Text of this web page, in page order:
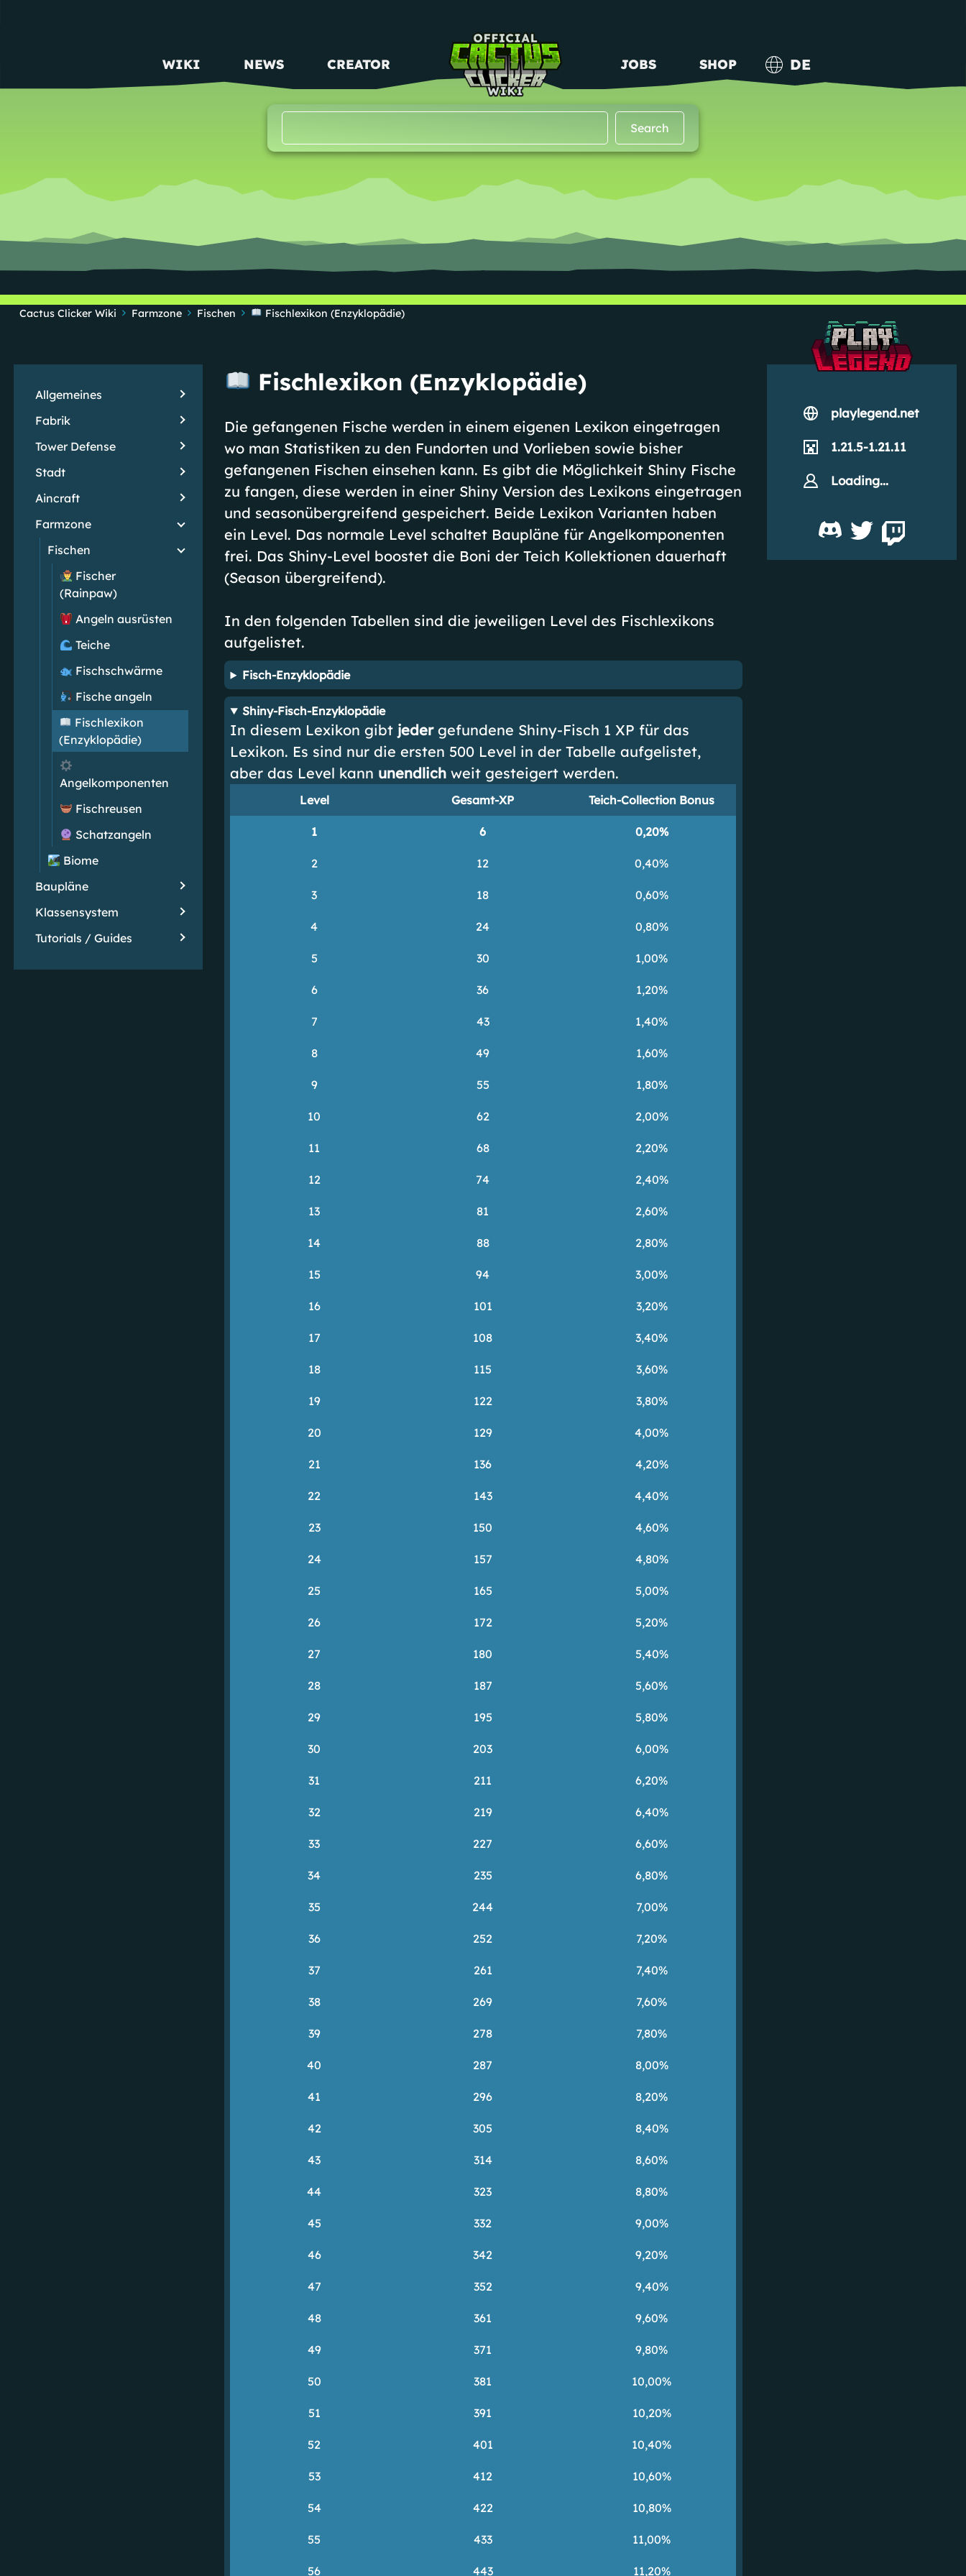
MAIN NAVIGATION
WIKI NEWS CREATOR JOBS SHOP DE
Cactus Clicker Wiki Farmzone Fischen Fischlexikon (Enzyklopädie)
playlegend.net
1.21.5-1.21.11
Loading...
Fischlexikon (Enzyklopädie)
Die gefangenen Fische werden in einem eigenen Lexikon eingetragen
wo man Statistiken zu den Fundorten und Vorlieben sowie bisher
gefangenen Fischen einsehen kann. Es gibt die Möglichkeit Shiny Fische
zu fangen, diese werden in einer Shiny Version des Lexikons eingetragen
und seasonübergreifend gespeichert. Beide Lexikon Varianten haben
ein Level. Das normale Level schaltet Baupläne für Angelkomponenten
frei. Das Shiny-Level boostet die Boni der Teich Kollektionen dauerhaft
(Season übergreifend).
In den folgenden Tabellen sind die jeweiligen Level des Fischlexikons
aufgelistet.
Fisch-Enzyklopädie
Shiny-Fisch-Enzyklopädie
In diesem Lexikon gibt jedergefundene Shiny-Fisch 1 XP für das
Lexikon. Es sind nur die ersten 500 Level in der Tabelle aufgelistet,
aber das Level kann unendlich weit gesteigert werden.
Level Gesamt-XP Teich-Collection Bonus
1 6 0,20%
2 12 0,40%
3 18 0,60%
4 24 0,80%
5 30 1,00%
6 36 1,20%
7 43 1,40%
8 49 1,60%
9 55 1,80%
10 62 2,00%
11 68 2,20%
12 74 2,40%
13 81 2,60%
14 88 2,80%
15 94 3,00%
16 101 3,20%
17 108 3,40%
18 115 3,60%
19 122 3,80%
20 129 4,00%
21 136 4,20%
22 143 4,40%
23 150 4,60%
24 157 4,80%
25 165 5,00%
26 172 5,20%
27 180 5,40%
28 187 5,60%
29 195 5,80%
30 203 6,00%
31 211 6,20%
32 219 6,40%
33 227 6,60%
34 235 6,80%
35 244 7,00%
36 252 7,20%
37 261 7,40%
38 269 7,60%
39 278 7,80%
40 287 8,00%
41 296 8,20%
42 305 8,40%
43 314 8,60%
44 323 8,80%
45 332 9,00%
46 342 9,20%
47 352 9,40%
48 361 9,60%
49 371 9,80%
50 381 10,00%
51 391 10,20%
52 401 10,40%
53 412 10,60%
54 422 10,80%
55 433 11,00%
56 443 11,20%
Allgemeines
Fabrik
Tower Defense
Stadt
Aincraft
Farmzone
Fischen
Fischer
(Rainpaw)
Angeln ausrüsten
Teiche
Fischschwärme
Fische angeln
Fischlexikon
(Enzyklopädie)
Angelkomponenten
Fischreusen
Schatzangeln
Biome
Baupläne
Klassensystem
Tutorials / Guides